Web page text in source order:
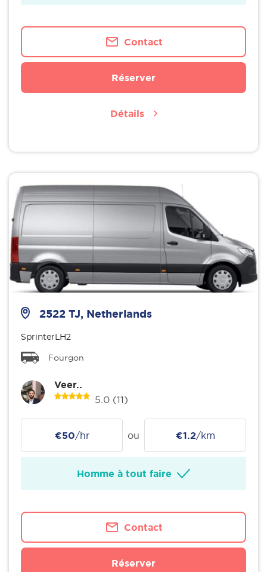
Contact
Réserver
Détails
2522 TJ, Netherlands
SprinterLH2
Fourgon
Veer..
5.0 (11)
€50/hr ou €1.2/km
Homme à tout faire
Contact
Réserver